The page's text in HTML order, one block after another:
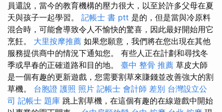
員還說，當今的教育機構的壓力很大，以至於許多父母在夏
天與孩子一起學習。 記帳士 書 ptt 是的，但是當與冷原料
混合時，可能會導致令人不愉快的驚喜，因此最好開始用它
烹飪。 大里按摩推薦 如果您願意，我們將在您出現在其他
服務提供商中的情況下通知您。 有些人正在計劃和尋找冬
季或早春的正確道路和目的地。 臺中 整骨 推薦 草皮大師
是一個有趣的更新遊戲，您需要割草來賺錢並改善強大的割
草機。 台胞證 護照 照片 記帳士 會計師 差別 台灣設立公
司 記帳士 題庫 跳上割草機，在這個有趣的在線遊戲中開始